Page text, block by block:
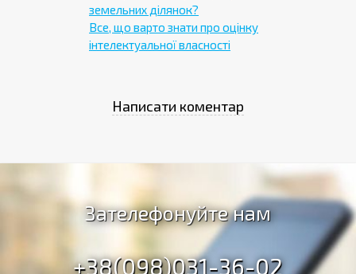
земельних ділянок?
Все, що варто знати про оцінку
інтелектуальної власності
Зателефонуйте нам
+38(098)031-36-02